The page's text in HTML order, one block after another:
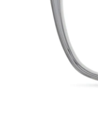
40 mm
Výška